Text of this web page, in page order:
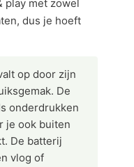
play met zowel
dus je hoeft
op door zijn
De
onderdrukken
je ook buiten
De batterij
vlog of